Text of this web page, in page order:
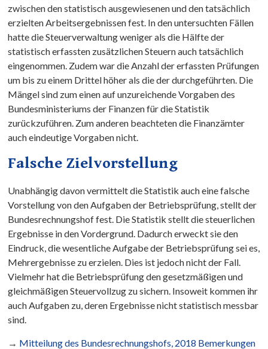
zwischen den statistisch ausgewiesenen und den tatsächlich
erzielten Arbeitsergebnissen fest. In den untersuchten Fällen
hatte die Steuerverwaltung weniger als die Hälfte der
statistisch erfassten zusätzlichen Steuern auch tatsächlich
eingenommen. Zudem war die Anzahl der erfassten Prüfungen
um bis zu einem Drittel höher als die der durchgeführten. Die
Mängel sind zum einen auf unzureichende Vorgaben des
Bundesministeriums der Finanzen für die Statistik
zurückzuführen. Zum anderen beachteten die Finanzämter
auch eindeutige Vorgaben nicht.
Falsche Zielvorstellung
Unabhängig davon vermittelt die Statistik auch eine falsche
Vorstellung von den Aufgaben der Betriebsprüfung, stellt der
Bundesrechnungshof fest. Die Statistik stellt die steuerlichen
Ergebnisse in den Vordergrund. Dadurch erweckt sie den
Eindruck, die wesentliche Aufgabe der Betriebsprüfung sei es,
Mehrergebnisse zu erzielen. Dies ist jedoch nicht der Fall.
Vielmehr hat die Betriebsprüfung den gesetzmäßigen und
gleichmäßigen Steuervollzug zu sichern. Insoweit kommen ihr
auch Aufgaben zu, deren Ergebnisse nicht statistisch messbar
sind.
→ Mitteilung des Bundesrechnungshofs, 2018 Bemerkungen